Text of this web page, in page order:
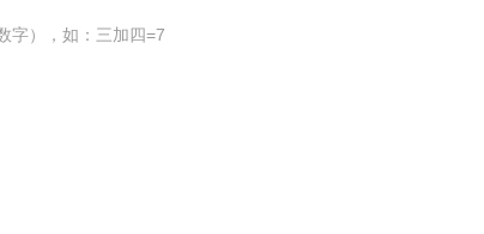
字），如：三加四=7